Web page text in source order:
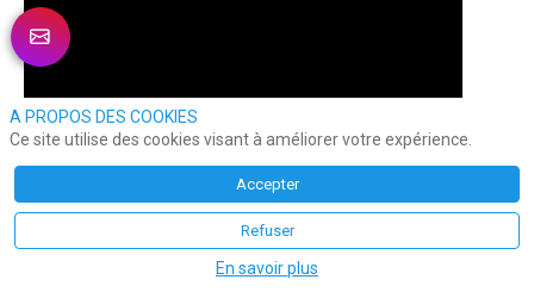
A PROPOS DES COOKIES
Ce site utilise des cookies visant à améliorer votre expérience.
Accepter
Refuser
En savoir plus